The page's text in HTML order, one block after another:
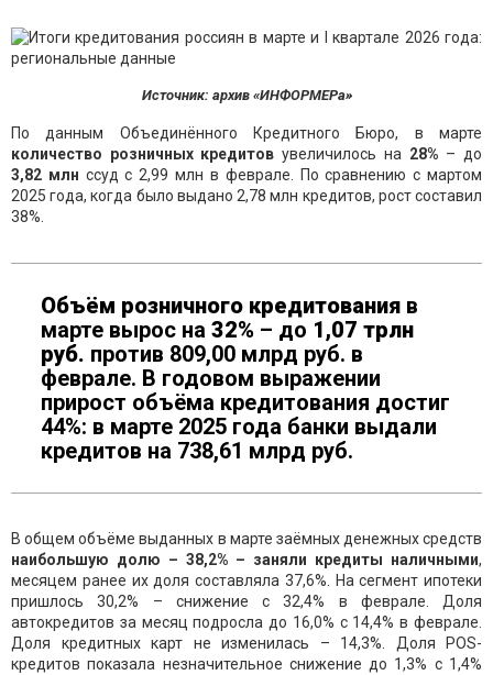
Источник: архив «ИНФОРМЕРа»
По данным Объединённого Кредитного Бюро, в марте
количество розничных кредитов увеличилось на 28% – до
3,82 млн ссуд с 2,99 млн в феврале. По сравнению с мартом
2025 года, когда было выдано 2,78 млн кредитов, рост составил
38%.
Объём розничного кредитования в
марте вырос на 32% – до 1,07 трлн
руб. против 809,00 млрд руб. в
феврале. B годовом выражении
прирост объёма кредитования достиг
44%: в марте 2025 года банки выдали
кредитов на 738,61 млрд руб.
B общем объёме выданных в марте заёмных денежных средств
наибольшую долю – 38,2% – заняли кредиты наличными,
месяцем ранее их доля составляла 37,6%. На сегмент ипотеки
пришлось 30,2% – снижение с 32,4% в феврале. Доля
автокредитов за месяц подросла до 16,0% с 14,4% в феврале.
Доля кредитных карт не изменилась – 14,3%. Доля РOS-
кредитов показала незначительное снижение до 1,3% с 1,4%